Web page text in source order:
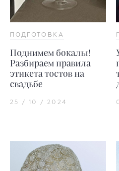
ПОДГОТОВКА
Поднимем бокалы!
Разбираем правила
этикета тостов на
свадьбе
25 / 10 / 2024